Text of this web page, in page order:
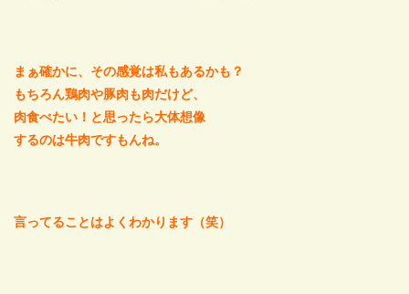
まぁ確かに、その感覚は私もあるかも？
もちろん鶏肉や豚肉も肉だけど、
肉食べたい！と思ったら大体想像
するのは牛肉ですもんね。
言ってることはよくわかります（笑）